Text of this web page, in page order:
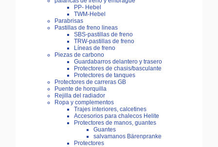
PP- Hebel
TWM-Hebel
Parabrisas
Pastillas de freno lineas
SBS-pastillas de freno
TRW-pastillas de freno
Líneas de freno
Piezas de carbono
Guardabarros delantero y trasero
Protectores de chasis/basculante
Protectores de tanques
Protectores de carreras GB
Puente de horquilla
Rejilla del radiador
Ropa y complementos
Trajes interiores, calcetines
Accesorios para chalecos Helite
Protectores de manos, guantes
Guantes
salvamanos Bärenpranke
Protectores